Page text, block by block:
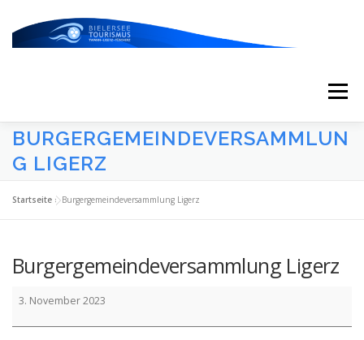
Menü
ESSEN/TRINKEN/SCHLAFEN UNTERWEGS
BURGERGEMEINDEVERSAMMLUN
G LIGERZ
Startseite »Burgergemeindeversammlung Ligerz
Burgergemeindeversammlung Ligerz
Burgergemeindeversammlung
3. November 2023